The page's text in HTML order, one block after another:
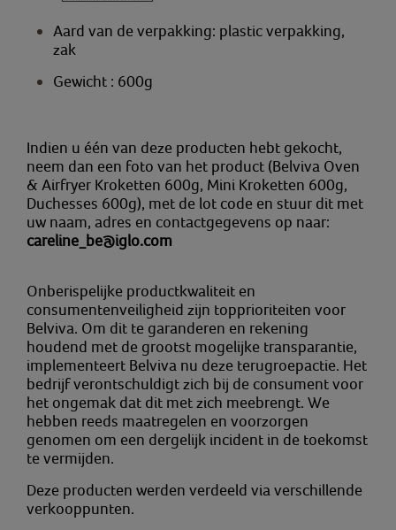
Aard van de verpakking: plastic verpakking,
zak
Gewicht : 600g
Indien u één van deze producten hebt gekocht,
neem dan een foto van het product (Belviva Oven
& Airfryer Kroketten 600g, Mini Kroketten 600g,
Duchesses 600g), met de lot code en stuur dit met
uw naam, adres en contactgegevens op naar:
careline_be@iglo.com
Onberispelijke productkwaliteit en
consumentenveiligheid zijn topprioriteiten voor
Belviva. Om dit te garanderen en rekening
houdend met de grootst mogelijke transparantie,
implementeert Belviva nu deze terugroepactie. Het
bedrijf verontschuldigt zich bij de consument voor
het ongemak dat dit met zich meebrengt. We
hebben reeds maatregelen en voorzorgen
genomen om een dergelijk incident in de toekomst
te vermijden.
Deze producten werden verdeeld via verschillende
verkooppunten.